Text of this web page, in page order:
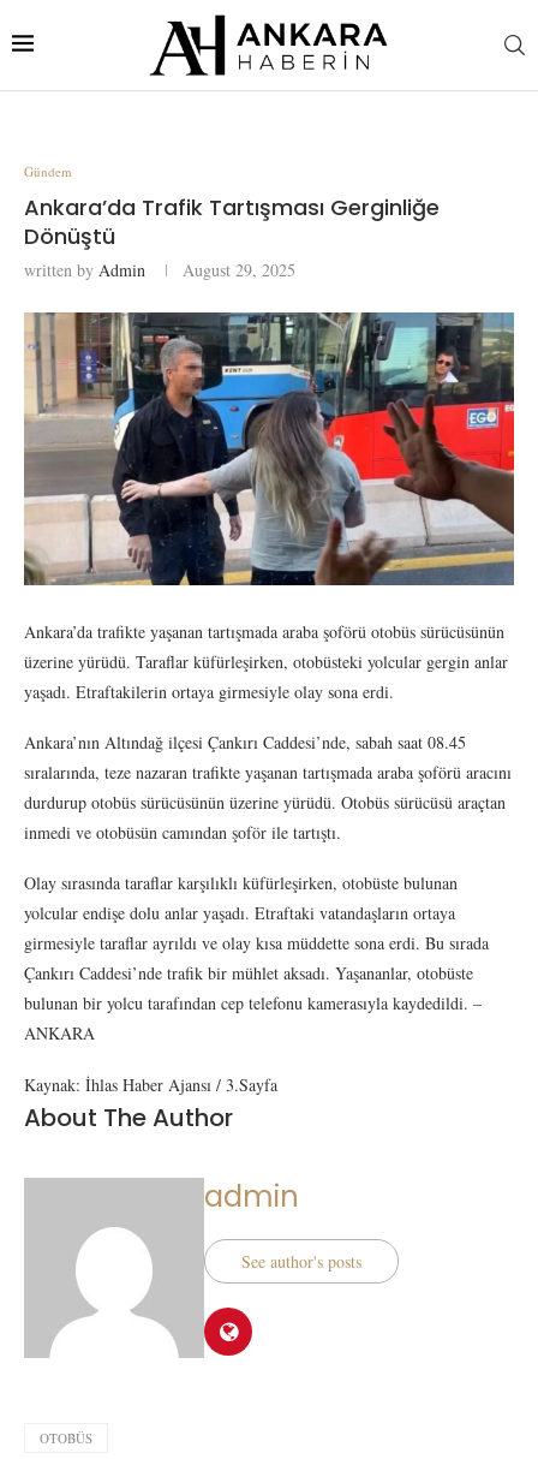
Gündem
Ankara’da Trafik Tartışması Gerginliğe
Dönüştü
written by Admin August 29, 2025
Ankara’da trafikte yaşanan tartışmada araba şoförü otobüs sürücüsünün
üzerine yürüdü. Taraflar küfürleşirken, otobüsteki yolcular gergin anlar
yaşadı. Etraftakilerin ortaya girmesiyle olay sona erdi.
Ankara’nın Altındağ ilçesi Çankırı Caddesi’nde, sabah saat 08.45
sıralarında, teze nazaran trafikte yaşanan tartışmada araba şoförü aracını
durdurup otobüs sürücüsünün üzerine yürüdü. Otobüs sürücüsü araçtan
inmedi ve otobüsün camından şoför ile tartıştı.
Olay sırasında taraflar karşılıklı küfürleşirken, otobüste bulunan
yolcular endişe dolu anlar yaşadı. Etraftaki vatandaşların ortaya
girmesiyle taraflar ayrıldı ve olay kısa müddette sona erdi. Bu sırada
Çankırı Caddesi’nde trafik bir mühlet aksadı. Yaşananlar, otobüste
bulunan bir yolcu tarafından cep telefonu kamerasıyla kaydedildi. –
ANKARA
Kaynak: İhlas Haber Ajansı / 3.Sayfa
About The Author
admin
See author's posts
OTOBÜS